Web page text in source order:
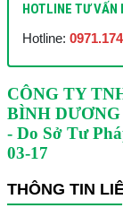
HOTLINE TƯ VẤN
Hotline:
CÔNG TY
BÌNH DƯƠNG
- Do Sở Tư
03-17
THÔNG TIN